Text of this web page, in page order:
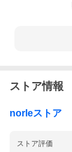
ストア情報
norleストア
ストア評価